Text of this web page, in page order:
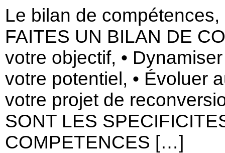
Le bilan de
FAITES UN BILAN DE
votre objectif, •
votre potentiel, • Évoluer
votre projet de
SONT LES
COMPETENCES […]